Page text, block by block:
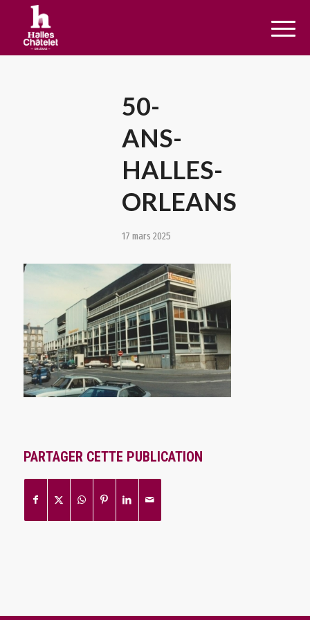
50-
ANS-
HALLES-
ORLEANS
17 mars 2025
PARTAGER CETTE PUBLICATION